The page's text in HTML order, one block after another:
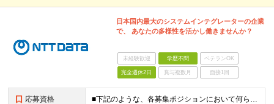
日本国内最大のシステムインテグレーターの企業
で、 あなたの多様性を活かし働きませんか？
未経験歓迎 学歴不問 ベテランOK
完全週休2日 賞与複数月 面接1回
応募資格 ■下記のような、各募集ポジションにおいて何らかの知識・経験がある方 ・顧客もしくは関係部署に対して主体的に折衝／調整を行った経験 ・プロジェクトの推進リーダーとしてリーダーシップを発揮した経験 ・